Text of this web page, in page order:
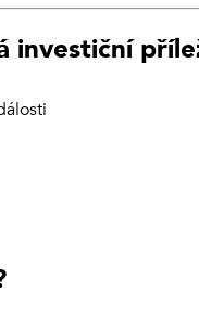
investiční